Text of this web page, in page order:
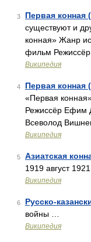
3 Первая конная
существуют и
конная» Жанр
фильм Режиссёр
Википедия
4 Первая конная
«Первая
Режиссёр Ефим
Всеволод
Википедия
5 Азиатская
1919 август
Википедия
6 Русско-
войны …
Википедия